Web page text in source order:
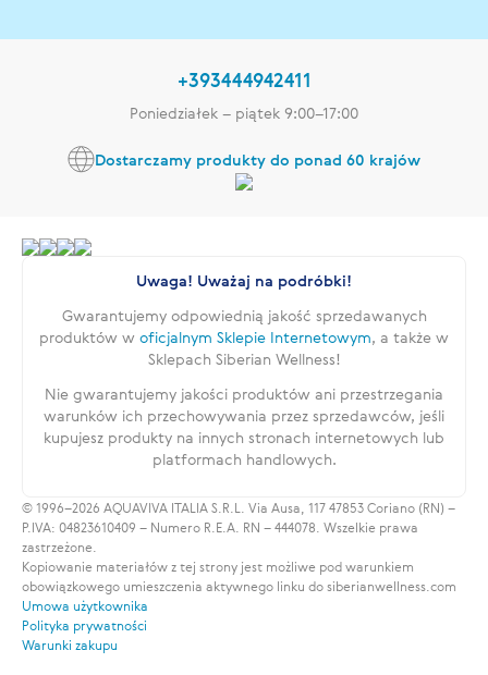
+393444942411
Poniedziałek – piątek 9:00–17:00
Dostarczamy produkty do ponad 60 krajów
Uwaga! Uważaj na podróbki!
Gwarantujemy odpowiednią jakość sprzedawanych
produktów w oficjalnym Sklepie Internetowym, a także w
Sklepach Siberian Wellness!
Nie gwarantujemy jakości produktów ani przestrzegania
warunków ich przechowywania przez sprzedawców, jeśli
kupujesz produkty na innych stronach internetowych lub
platformach handlowych.
© 1996–2026 AQUAVIVA ITALIA S.R.L. Via Ausa, 117 47853 Coriano (RN) –
P.IVA: 04823610409 – Numero R.E.A. RN – 444078. Wszelkie prawa
zastrzeżone.
Kopiowanie materiałów z tej strony jest możliwe pod warunkiem
obowiązkowego umieszczenia aktywnego linku do siberianwellness.com
Umowa użytkownika
Polityka prywatności
Warunki zakupu